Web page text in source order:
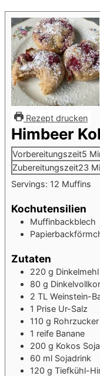
Rezept drucken
Himbeer
Vorbereitungszeit5
Zubereitungszeit23
Servings: 12 Muffins
Kochutensilien
Muffinbackblech
Zutaten
220 g
80 g
2 TL Weinstein-
1 Prise Ur-Salz
110 g Rohrzucker
1 reife Banane
200 g Kokos
60 ml Sojadrink
120 g Tiefkühl-